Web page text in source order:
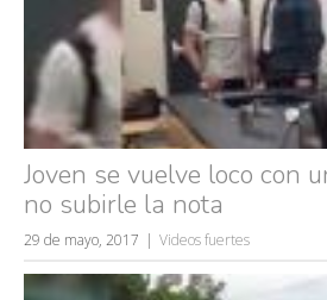
Joven se vuelve loco con
no subirle la nota
29 de mayo, 2017 Videos fuertes